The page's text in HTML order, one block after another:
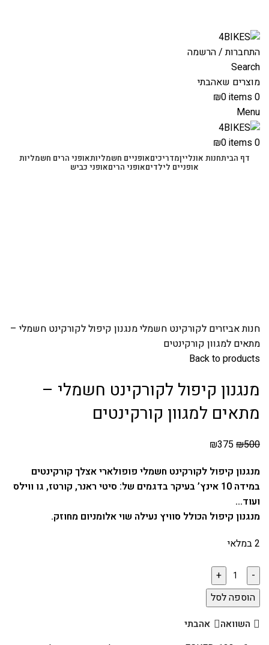
התחברות / הרשמה
Search
מוצרים שאהבתי
0
items
₪0
Menu
0
items
₪0
דף הביתחנות אונלייןמדריכיםאופניים חשמליותאופני הרים חשמליות
אופניים לילדיםאופני הריםאופני כביש
חנותאביזרים לקורקינט חשמלימנגנון קיפול לקורקינט חשמלי –
מתאים למגוון קורקינטים
Back to products
מנגנון קיפול לקורקינט חשמלי –
מתאים למגוון קורקינטים
₪500
₪375
מנגנון קיפול לקורקינט חשמלי פופולארי אצלך קורקינטים
במידה 10 אינץ’ בעיקר בדגמים של: סיטי ראנר, קורטז, גו ווילס
ועוד…
מנגנון קיפול הכולל סוויץ נעילה שוי אלומניום מחוזק.
2 במלאי
הוספה לסל
השוואה
אהבתי